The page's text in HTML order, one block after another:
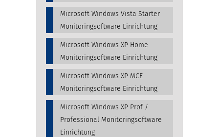
Microsoft Windows Vista Starter
Monitoringsoftware Einrichtung
Microsoft Windows XP Home
Monitoringsoftware Einrichtung
Microsoft Windows XP MCE
Monitoringsoftware Einrichtung
Microsoft Windows XP Prof /
Professional Monitoringsoftware
Einrichtung